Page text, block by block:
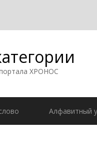
ХРОНОС
Алфавитный